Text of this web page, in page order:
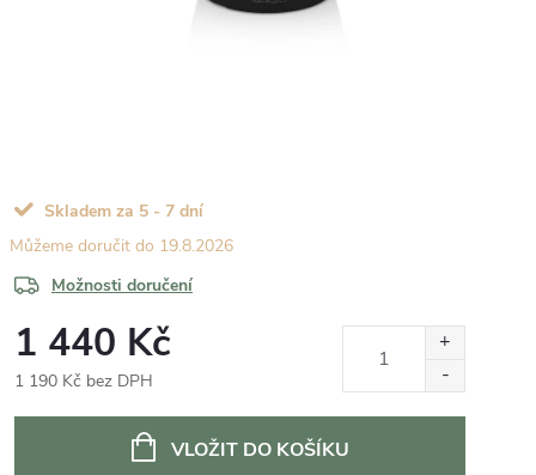
Skladem za 5 - 7 dní
19.8.2026
Možnosti doručení
1 440 Kč
1 190 Kč bez DPH
VLOŽIT DO KOŠÍKU